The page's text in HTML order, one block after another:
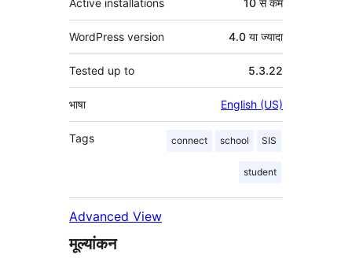
Active installations 10 से कम
WordPress version 4.0 या ज्यादा
Tested up to 5.3.22
भाषा English (US)
Tags connect school SIS
student
Advanced View
मूल्यांकन